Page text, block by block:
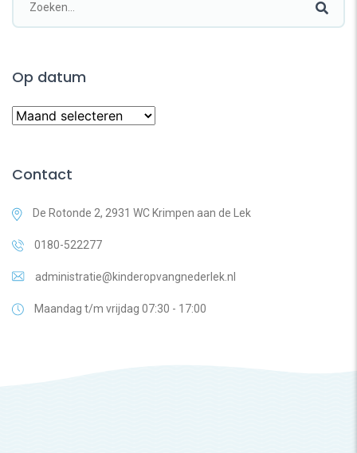
Op datum
Contact
De Rotonde 2, 2931 WC Krimpen aan de Lek
0180-522277
administratie@kinderopvangnederlek.nl
Maandag t/m vrijdag 07:30 - 17:00